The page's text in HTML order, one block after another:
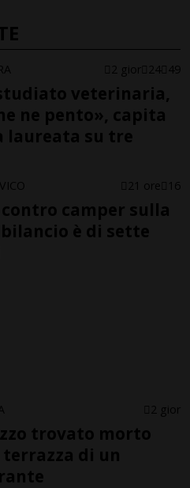
2 gior 24 49
veterinaria,
ne pento», capita
laureata su tre
21 ore 16
camper sulla
bilancio è di sette
2 gior
trovato morto
di un